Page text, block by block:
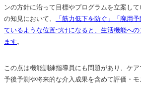
ンの方針に沿って目標やプログラムを立案し
の知見において、
「筋力低下を防ぐ」「廃用
ているような位置づけになると、生活機能へ
ます 。
この点は機能訓練指導員にも問題があり、ケ
予後予測や将来的な介入成果を含めて評価・